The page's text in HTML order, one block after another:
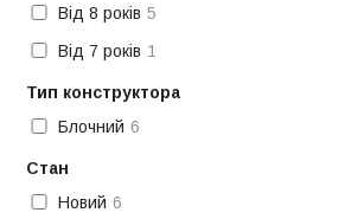
Від 8 років 5
Від 7 років 1
Тип конструктора
Блочний 6
Стан
Новий 6